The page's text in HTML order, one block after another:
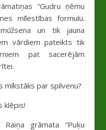
“Gudru ņēmu
mīlestības formulu.
un tik jauna
vārdiem pateikts tik
pat sacerējām
mīkstāks par spilvenu?
klēpis!
grāmata “Puķu